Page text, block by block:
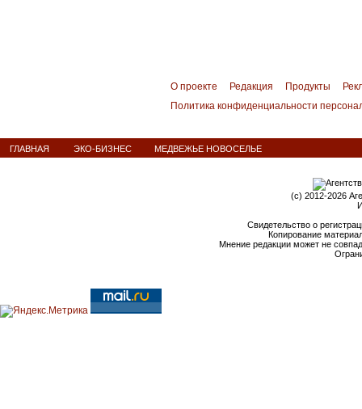
О проекте Редакция Продукты
Политика конфиденциальности
ГЛАВНАЯ ЭКО-БИЗНЕС МЕДВЕЖЬЕ НОВОСЕЛЬЕ
(c) 2012-2026
Свидетельство о
Копирование
Мнение редакции может не